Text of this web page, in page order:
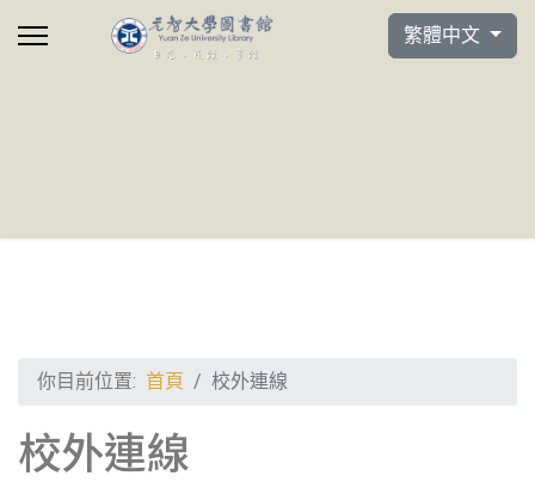
選擇你的語言
繁體中文
你目前位置: 首頁 校外連線
校外連線